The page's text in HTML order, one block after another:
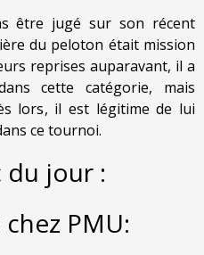
être jugé sur son récent
du peloton était mission
reprises auparavant, il a
cette catégorie, mais
lors, il est légitime de lui
ce tournoi.
jour :
PMU: